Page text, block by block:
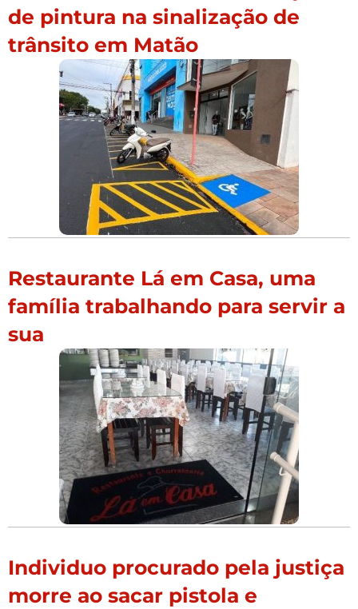
de pintura na sinalização de
trânsito em Matão
Restaurante Lá em Casa, uma
família trabalhando para servir a
sua
Individuo procurado pela justiça
morre ao sacar pistola e